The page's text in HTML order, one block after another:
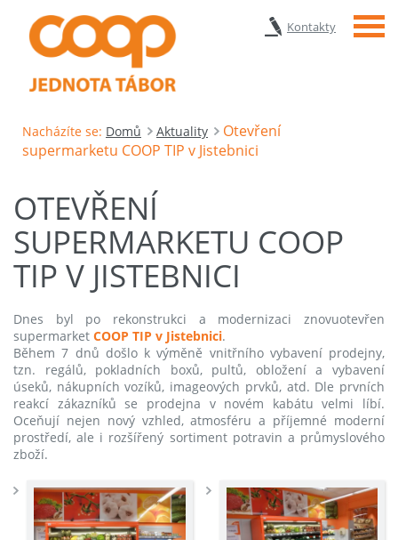
Kontakty Menu
Nacházíte se: Domů Aktuality
Otevření
supermarketu COOP TIP v Jistebnici
OTEVŘENÍ
SUPERMARKETU COOP
TIP V JISTEBNICI
Dnes byl po rekonstrukci a modernizaci znovuotevřen
supermarket COOP TIP v Jistebnici.
Během 7 dnů došlo k výměně vnitřního vybavení prodejny,
tzn. regálů, pokladních boxů, pultů, obložení a vybavení
úseků, nákupních vozíků, imageových prvků, atd. Dle prvních
reakcí zákazníků se prodejna v novém kabátu velmi líbí.
Oceňují nejen nový vzhled, atmosféru a příjemné moderní
prostředí, ale i rozšířený sortiment potravin a průmyslového
zboží.